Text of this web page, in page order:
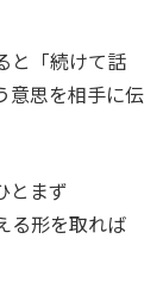
と「続けて話
意思を相手に伝
とまず
る形を取れば